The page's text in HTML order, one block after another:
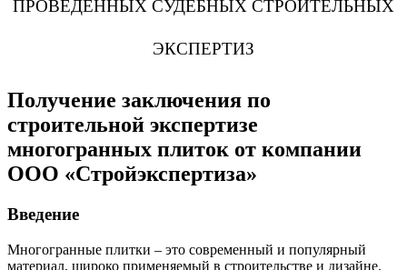
ПРОВЕДЕННЫХ СУДЕБНЫХ СТРОИТЕЛЬНЫХ
ЭКСПЕРТИЗ
Получение заключения по
строительной экспертизе
многогранных плиток от компании
ООО «Стройэкспертиза»
Введение
Многогранные плитки – это современный и популярный
материал, широко применяемый в строительстве и дизайне.